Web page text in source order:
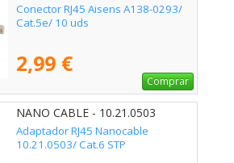
Conector RJ45 Aisens A138-0293/
Cat.5e/ 10 uds
2,99 €
Comprar
NANO CABLE - 10.21.0503
Adaptador RJ45 Nanocable
10.21.0503/ Cat.6 STP